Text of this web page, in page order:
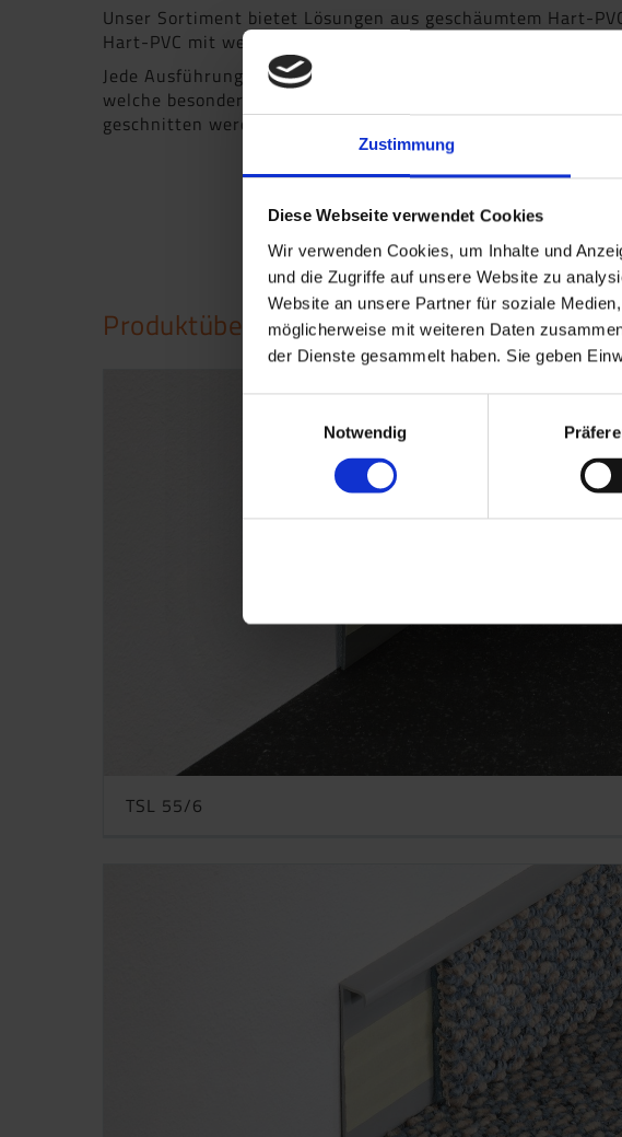
Zustimmung
Diese Webseite verwendet Cookies
Wir verwenden Cookies, um Inhalte und
und die Zugriffe auf unsere Website zu
Website an unsere Partner für soziale
möglicherweise mit weiteren Daten
der Dienste gesammelt haben. Sie geben
Notwendig
Unser Sortiment bietet Lösungen aus geschäumtem Hart-
Hart-PVC mit weichem Dach.
Jede Ausführung bietet eigene funktionelle Eigenschaften.
welche besonders objektgeeignet sind. Das chlorfreie Profil
geschnitten werden. Zudem erleichtert ein umfangreiches
Produktübersicht
TSL 55/6